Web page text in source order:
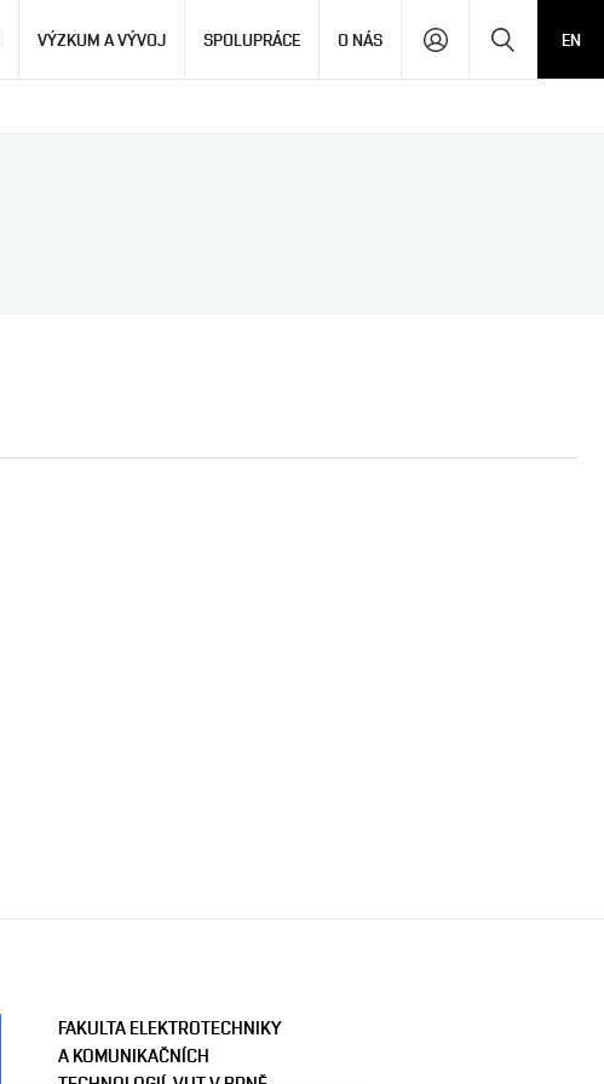
VÝZKUM A VÝVOJ SPOLUPRÁCE O NÁS EN
FAKULTA ELEKTROTECHNIKY
A KOMUNIKAČNÍCH